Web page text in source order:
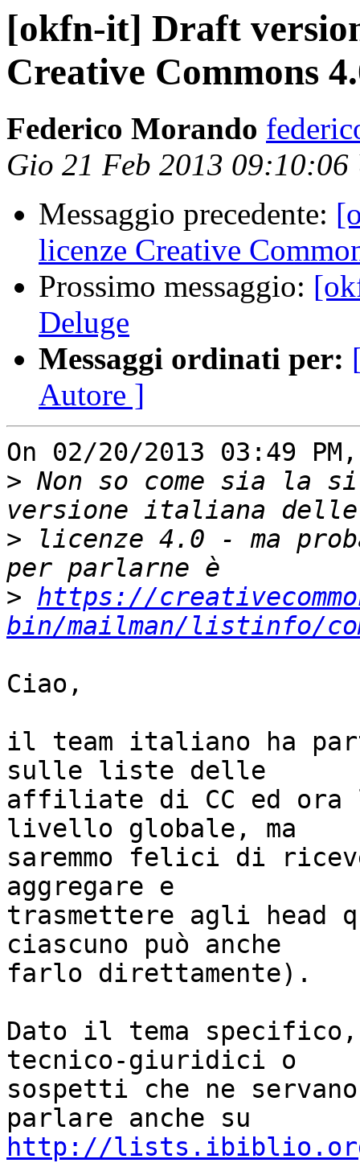
[okfn-it] Draft
Creative Commons
Federico Morando
Gio 21 Feb 2013 09:10:06
Messaggio precedente:
licenze Creative
Prossimo messaggio:
Deluge
Messaggi ordinati per:
Autore ]
On 02/20/2013 03:49
> Non so come sia la
> licenze 4.0 - ma
> https://
bin/mailman/listinfo/
Ciao,
il team italiano ha
sulle liste delle
affiliate di CC ed ora
livello globale, ma
saremmo felici di
aggregare e
trasmettere agli head
ciascuno può anche
farlo direttamente).
Dato il tema
tecnico-giuridici o
sospetti che ne
http://